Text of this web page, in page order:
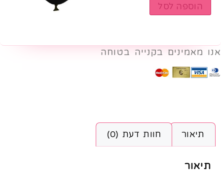
הוספה לסל
אנו מאמינים בקנייה בטוחה
תיאור חוות דעת (0)
תיאור